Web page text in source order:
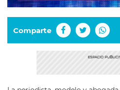
Comparte